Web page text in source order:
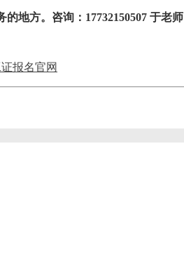
地方。咨询：17732150507 于老师
报名官网